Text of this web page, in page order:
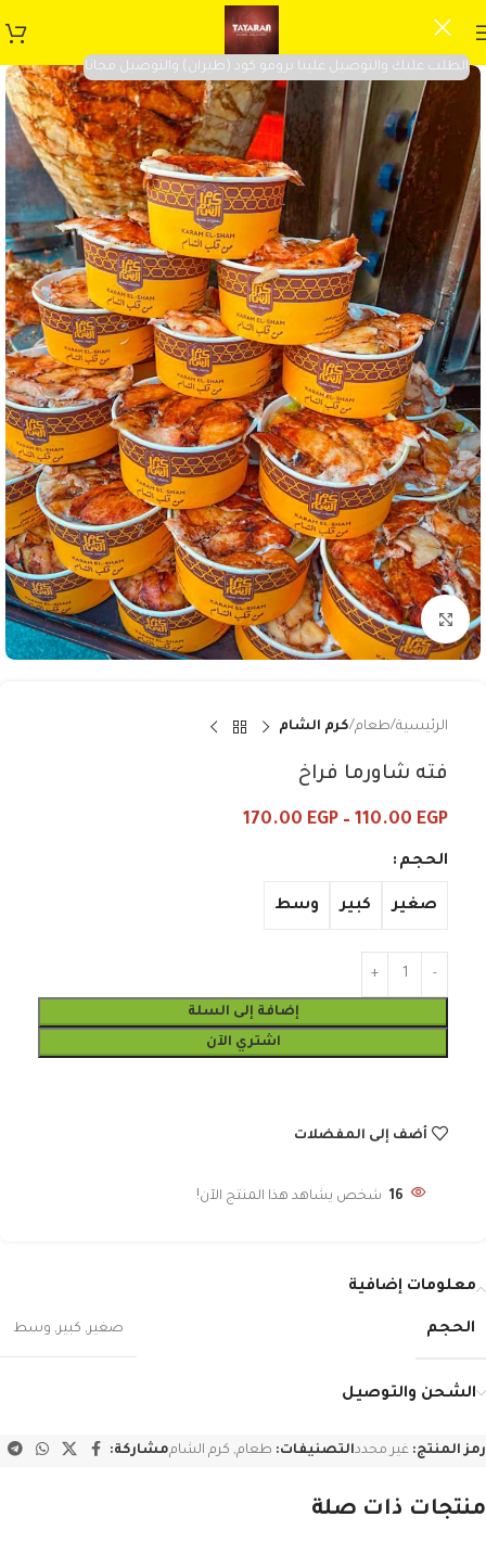
الطلب عليك والتوصيل علينا برومو كود (طيران) والتوصيل مجانا
Click to enlarge
الرئيسية طعام كرم الشام
فته شاورما فراخ
110.00 EGP
–
170.00 EGP
الحجم
صغير كبير وسط
إضافة إلى السلة
اشتري الآن
أضف إلى المفضلات
16 شخص يشاهد هذا المنتج الآن!
معلومات إضافية
الحجم صغير, كبير, وسط
الشحن والتوصيل
رمز المنتج:غير محددالتصنيفات: طعام, كرم الشاممشاركة:
منتجات ذات صلة